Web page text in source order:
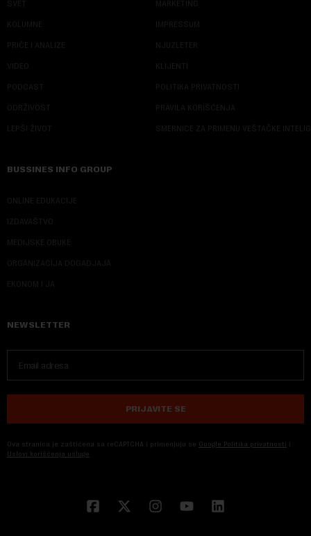
SVET
KOLUMNE
PRIČE I ANALIZE
VIDEO
PODCAST
ODRŽIVOST
LEPŠI ŽIVOT
MARKETING
IMPRESSUM
NJUZLETER
KLIJENTI
POLITIKA PRIVATNOSTI
PRAVILA KORIŠĆENJA
SMERNICE ZA PRIMENU VEŠTAČKE
BUSSINES INFO GROUP
ONLINE EDUKACIJE
IZDAVAŠTVO
MEDIJSKE OBUKE
ORGANIZACIJA DOGADJAJA
EKONOM I JA
NEWSLETTER
PRIJAVITE SE
Ova stranica je zaštićena sa reCAPTCHA i primenjuju se Google Politika privatnosti i
Uslovi korišćenja usluge